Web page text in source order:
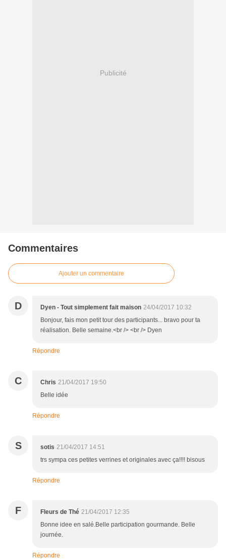
Publicité
Commentaires
Ajouter un commentaire
D Dyen - Tout simplement fait maison 24/04/2017 10:32
Bonjour, fais mon petit tour des participants... bravo pour ta
réalisation. Belle semaine.<br /> <br /> Dyen
Répondre
C Chris 21/04/2017 19:50
Belle idée
Répondre
S sotis 21/04/2017 14:51
trs sympa ces petites verrines et originales avec ça!!!! bisous
Répondre
F Fleurs de Thé 21/04/2017 12:35
Bonne idee en salé.Belle participation gourmande. Belle
journée.
Répondre